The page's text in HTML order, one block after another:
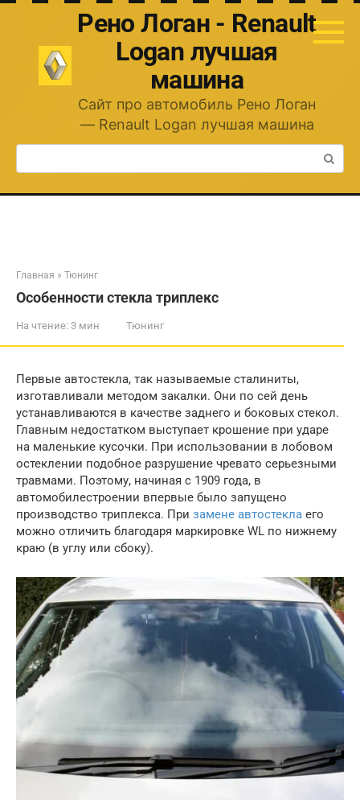
Перейти
Рено Логан - Renault
Logan лучшая
машина
Сайт про автомобиль Рено Логан
— Renault Logan лучшая машина
Поиск:
Главная » Тюнинг
Особенности стекла триплекс
На чтение: 3 мин Тюнинг
Первые автостекла, так называемые сталиниты,
изготавливали методом закалки. Они по сей день
устанавливаются в качестве заднего и боковых стекол.
Главным недостатком выступает крошение при ударе
на маленькие кусочки. При использовании в лобовом
остеклении подобное разрушение чревато серьезными
травмами. Поэтому, начиная с 1909 года, в
автомобилестроении впервые было запущено
производство триплекса. При замене автостекла его
можно отличить благодаря маркировке WL по нижнему
краю (в углу или сбоку).